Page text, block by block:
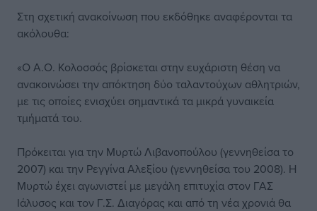
Στη σχετική ανακοίνωση που εκδόθηκε αναφέρονται τα
ακόλουθα:
«Ο Α.Ο. Κολοσσός βρίσκεται στην ευχάριστη θέση να
ανακοινώσει την απόκτηση δύο ταλαντούχων αθλητριών,
με τις οποίες ενισχύει σημαντικά τα μικρά γυναικεία
τμήματά του.
Πρόκειται για την Μυρτώ Λιβανοπούλου (γεννηθείσα το
2007) και την Ρεγγίνα Αλεξίου (γεννηθείσα του 2008). Η
Μυρτώ έχει αγωνιστεί με μεγάλη επιτυχία στον ΓΑΣ
Ιάλυσος και τον Γ.Σ. Διαγόρας και από τη νέα χρονιά θα